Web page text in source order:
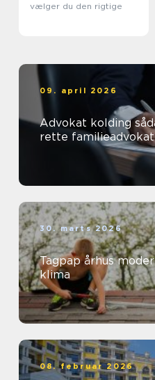
vælger du den rigtige
09. april 2026
Advokat kolding sådan vælger du den
rette familieadvokat
30. marts 2026
Tagpap århus moderne tage til byens
klima
08. februar 2026